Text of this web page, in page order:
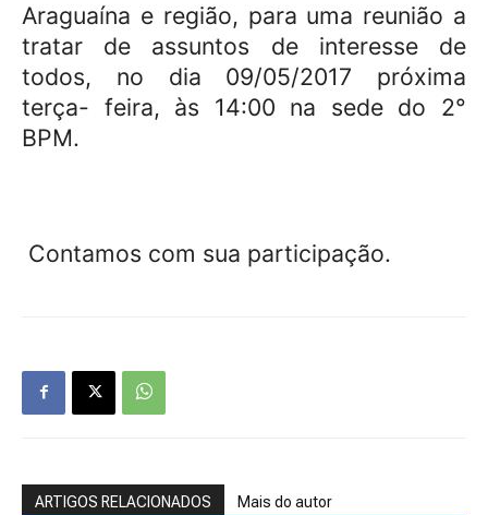
Araguaína e região, para uma reunião a
tratar de assuntos de interesse de
todos, no dia 09/05/2017 próxima
terça- feira, às 14:00 na sede do 2°
BPM.
Contamos com sua participação.
ARTIGOS RELACIONADOS Mais do autor